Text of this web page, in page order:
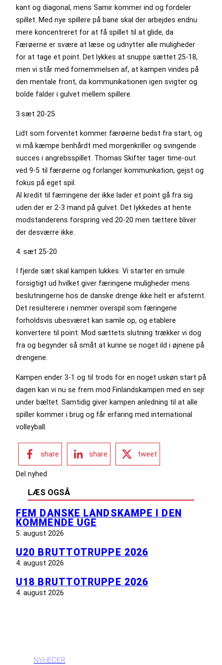
kant og diagonal, mens Samir kommer ind og fordeler
spillet. Med nye spillere på bane skal der arbejdes endnu
mere koncentreret for at få spillet til at glide, da
Færøerne er svære at læse og udnytter alle muligheder
for at tage et point. Det lykkes at snuppe sættet 25-18,
men vi står med fornemmelsen af, at kampen vindes på
den mentale front, da kommunikationen igen svigter og
bolde falder i gulvet mellem spillere.
3.sæt 20-25
Lidt som forventet kommer færøerne bedst fra start, og
vi må kæmpe benhårdt med morgenkriller og svingende
succes i angrebsspillet. Thomas Skifter tager time-out
ved 9-5 til færøerne og forlanger kommunkation, gejst og
fokus på eget spil.
Al kredit til færringene der ikke lader et point gå fra sig
uden der er 2-3 mand på gulvet. Det lykkedes at hente
modstanderens forspring ved 20-20 men tættere bliver
der desværre ikke.
4. sæt 25-20
I fjerde sæt skal kampen lukkes. Vi starter en smule
forsigtigt ud hvilket giver færingene muligheder mens
beslutningerne hos de danske drenge ikke helt er afstemt.
Det resulterere i nemmer overspil som færingene
forholdsvis ubesværet kan samle op, og etablere
konvertere til point. Mod sættets slutning trækker vi dog
fra og begynder så småt at kunne se noget ild i øjnene på
drengene.
Kampen ender 3-1 og til trods for en noget uskøn start på
dagen kan vi nu se frem mod Finlandskampen med en sejr
under bæltet. Samtidig giver kampen anledning til at alle
spiller kommer i brug og får erfaring med international
volleyball.
share share tweet
Del nyhed
LÆS OGSÅ
FEM DANSKE LANDSKAMPE I DEN
KOMMENDE UGE
5. august 2026
U20 BRUTTOTRUPPE 2026
4. august 2026
U18 BRUTTOTRUPPE 2026
4. august 2026
NYHEDER